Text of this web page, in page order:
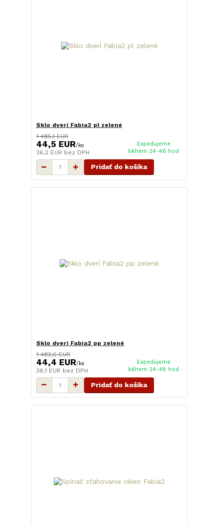
Sklo dverí Fabia2 pl zelené
1 485,1 EUR
44,5 EUR/ks
36,2 EUR bez DPH
Expedujeme
během 24-48 hod
Pridať do košíka
Sklo dverí Fabia2 pp zelené
1 482,0 EUR
44,4 EUR/ks
36,1 EUR bez DPH
Expedujeme
během 24-48 hod
Pridať do košíka